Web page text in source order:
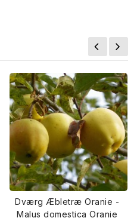
Dværg Æbletræ Oranie -
Malus domestica Oranie